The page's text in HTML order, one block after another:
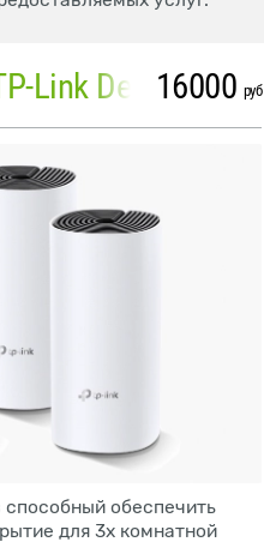
Mesh система TP-Link Deco M4 (3 устройства)
16000 руб
способный обеспечить
для 3х комнатной